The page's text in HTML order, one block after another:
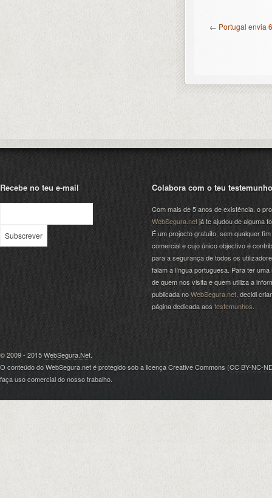
← Portugal envia
Recebe no teu e-mail Colabora com o teu testemunho
Com mais de 5 anos de existência, o
WebSegura.netjá te ajudou de alguma
É um projecto gratuito, sem qualquer fim
comercial e cujo único objectivo é
para a segurança de todos os
falam a língua portuguesa. Para ter uma
de quem nos visita e quem utiliza a
publicada noWebSegura.net , decidi
página dedicada aos testemunhos
© 2009 - 2015WebSegura.Net.
O conteúdo do WebSegura.net é protegido sob a licença Creative Commons (CC BY-NC-
faça uso comercial do nosso trabalho.